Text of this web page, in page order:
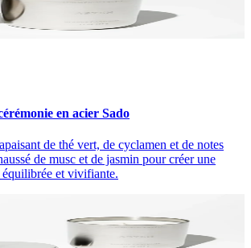
en acier Sado
de thé vert, de cyclamen et de notes
de musc et de jasmin pour créer une
et vivifiante.